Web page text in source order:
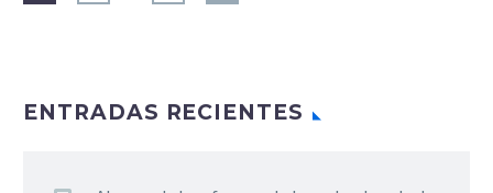
ENTRADAS RECIENTES